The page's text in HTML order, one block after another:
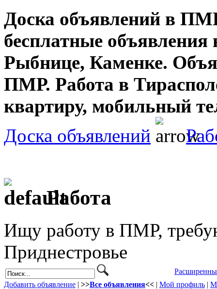
Доска объявлений в
бесплатные объявления
Рыбнице, Каменке.
ПМР. Работа в
квартиру, мобильный
Доска объявлений
Работа
Ищу работу в ПМР,
Приднестровье
Добавить объявление | >>Все объявления<< | Мой профиль |